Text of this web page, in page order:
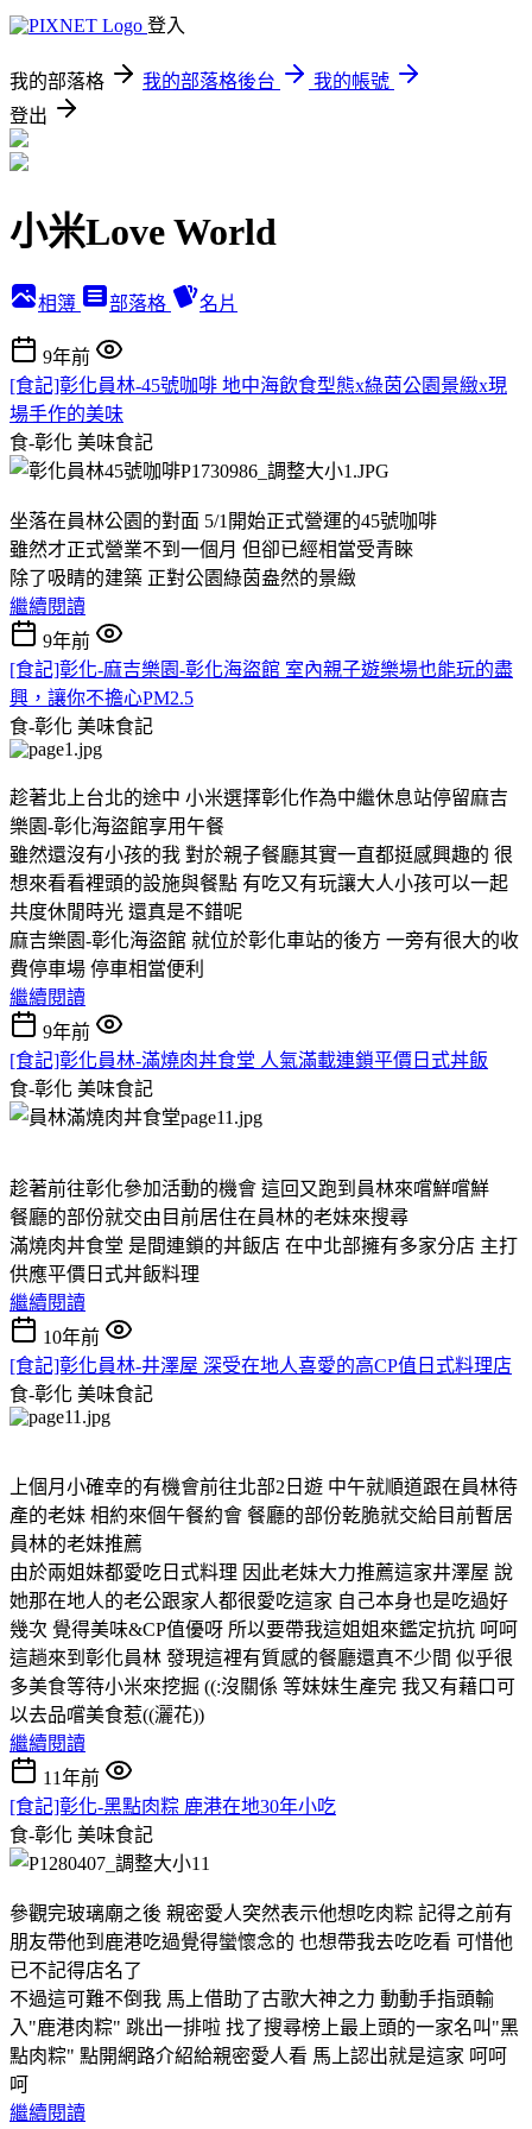
登入
我的部落格 我的部落格後台
我的帳號
登出
小米Love World
相簿 部落格 名片
9年前
[食記]彰化員林-45號咖啡 地中海飲食型態x綠茵公園景緻x現
場手作的美味
食-彰化 美味食記
坐落在員林公園的對面 5/1開始正式營運的45號咖啡
雖然才正式營業不到一個月 但卻已經相當受青睞
除了吸睛的建築 正對公園綠茵盎然的景緻
繼續閱讀
9年前
[食記]彰化-麻吉樂園-彰化海盜館 室內親子遊樂場也能玩的盡
興，讓你不擔心PM2.5
食-彰化 美味食記
趁著北上台北的途中 小米選擇彰化作為中繼休息站停留麻吉
樂園-彰化海盜館享用午餐
雖然還沒有小孩的我 對於親子餐廳其實一直都挺感興趣的 很
想來看看裡頭的設施與餐點 有吃又有玩讓大人小孩可以一起
共度休閒時光 還真是不錯呢
麻吉樂園-彰化海盜館 就位於彰化車站的後方 一旁有很大的收
費停車場 停車相當便利
繼續閱讀
9年前
[食記]彰化員林-滿燒肉丼食堂 人氣滿載連鎖平價日式丼飯
食-彰化 美味食記
趁著前往彰化參加活動的機會 這回又跑到員林來嚐鮮嚐鮮
餐廳的部份就交由目前居住在員林的老妹來搜尋
滿燒肉丼食堂 是間連鎖的丼飯店 在中北部擁有多家分店 主打
供應平價日式丼飯料理
繼續閱讀
10年前
[食記]彰化員林-井澤屋 深受在地人喜愛的高CP值日式料理店
食-彰化 美味食記
上個月小確幸的有機會前往北部2日遊 中午就順道跟在員林待
產的老妹 相約來個午餐約會 餐廳的部份乾脆就交給目前暫居
員林的老妹推薦
由於兩姐妹都愛吃日式料理 因此老妹大力推薦這家井澤屋 說
她那在地人的老公跟家人都很愛吃這家 自己本身也是吃過好
幾次 覺得美味&CP值優呀 所以要帶我這姐姐來鑑定抗抗 呵呵
這趟來到彰化員林 發現這裡有質感的餐廳還真不少間 似乎很
多美食等待小米來挖掘 ((:沒關係 等妹妹生產完 我又有藉口可
以去品嚐美食惹((灑花))
繼續閱讀
11年前
[食記]彰化-黑點肉粽 鹿港在地30年小吃
食-彰化 美味食記
參觀完玻璃廟之後 親密愛人突然表示他想吃肉粽 記得之前有
朋友帶他到鹿港吃過覺得蠻懷念的 也想帶我去吃吃看 可惜他
已不記得店名了
不過這可難不倒我 馬上借助了古歌大神之力 動動手指頭輸
入"鹿港肉粽" 跳出一排啦 找了搜尋榜上最上頭的一家名叫"黑
點肉粽" 點開網路介紹給親密愛人看 馬上認出就是這家 呵呵
呵
繼續閱讀